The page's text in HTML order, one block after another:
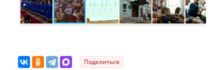
Поделиться